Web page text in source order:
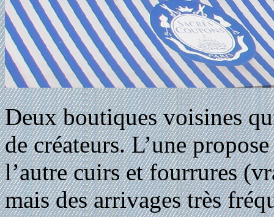
Deux boutiques voisines
de créateurs. L’une
l’autre cuirs et fourrures
mais des arrivages très